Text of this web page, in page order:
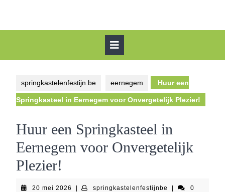
springkastelenfestijn.be eernegem Huur een
Springkasteel in Eernegem voor Onvergetelijk Plezier!
Huur een Springkasteel in
Eernegem voor Onvergetelijk
Plezier!
20 mei 2026 20
springkastelenfestijnbe
0